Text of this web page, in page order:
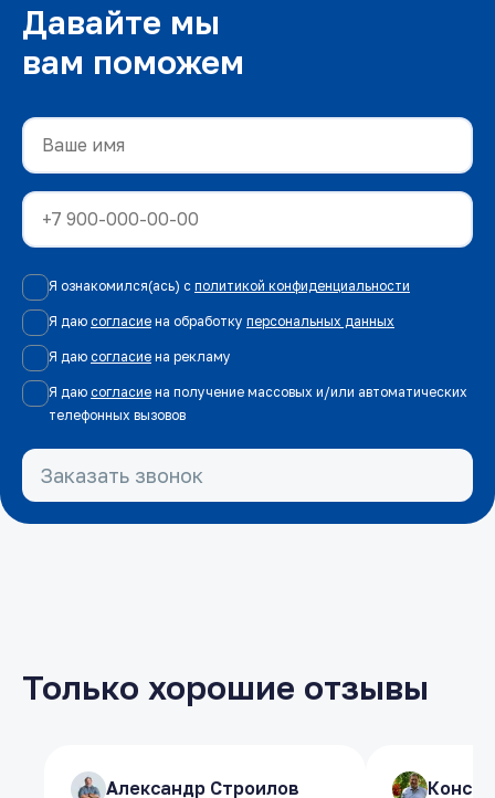
Давайте мы
вам поможем
Я ознакомился(ась) с политикой конфиденциальности
Я даю согласие на обработку персональных данных
Я даю согласие на рекламу
Я даю согласие на получение массовых и/или автоматических
телефонных вызовов
Заказать звонок
Только хорошие отзывы
​Александр Строилов
​Александр Строилов